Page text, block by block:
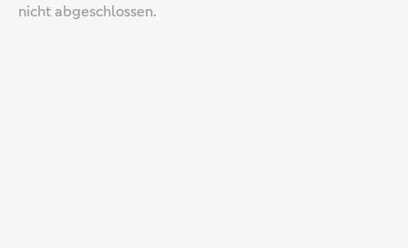
nicht abgeschlossen.